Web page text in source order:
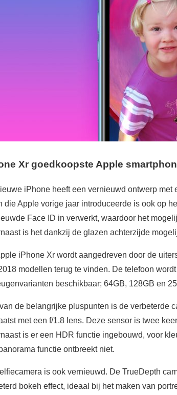
Xr goedkoopste Apple
iPhone heeft een vernieuwd ontwerp
die Apple vorige jaar introduceerde is ook op
Face ID in verwerkt, waardoor het
is het dankzij de glazen achterzijde
iPhone Xr wordt aangedreven door de
modellen terug te vinden. De telefoon
beschikbaar; 64GB, 128GB en
de belangrijke pluspunten is de verbeterde
met een f/1.8 lens. Deze sensor is twee
is er een HDR functie ingebouwd, voor
functie ontbreekt niet.
is ook vernieuwd. De TrueDepth
bokeh effect, ideaal bij het maken van